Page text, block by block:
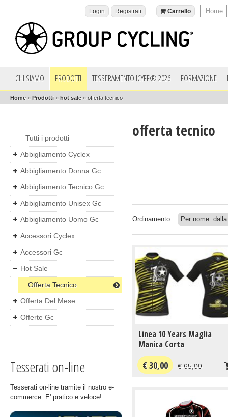
Home
Carrello
Login Registrati
CHI SIAMO PRODOTTI TESSERAMENTO ICYFF® 2026 FORMAZIONE
Home » Prodotti » hot sale » offerta tecnico
Tutti i prodotti
Abbigliamento Cyclex
Abbigliamento Donna Gc
Abbigliamento Tecnico Gc
Abbigliamento Unisex Gc
Abbigliamento Uomo Gc
Accessori Cyclex
Accessori Gc
Hot Sale
Offerta Tecnico
Offerta Del Mese
Offerte Gc
Tesserati on-line
Tesserati on-line tramite il nostro e-
commerce. E' pratico e veloce!
offerta tecnico
Ordinamento:
Linea 10 Years Maglia
Manica Corta
€ 30,00 € 65,00